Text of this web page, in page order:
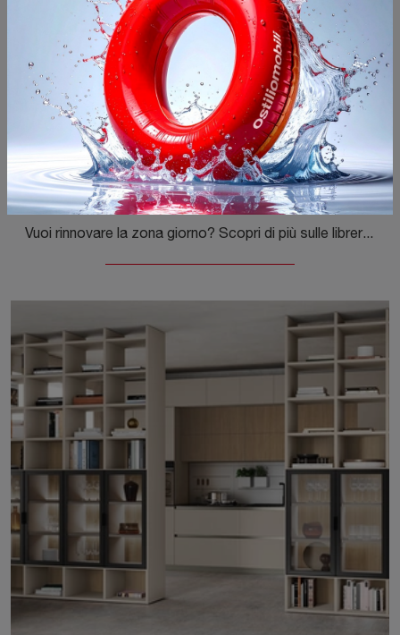
Golf Infinity U119
Vuoi rinnovare la zona giorno? Scopri di più sulle librerie moderne sospese e arreda i tuoi spazi con il modello Golf Infinity U119.